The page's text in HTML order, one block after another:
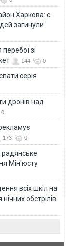
Харкова: є
загинули
зі
144 0
серія
дронів над
0
173 0
радянське
Мін'юсту
всіх шкіл на
обстрілів